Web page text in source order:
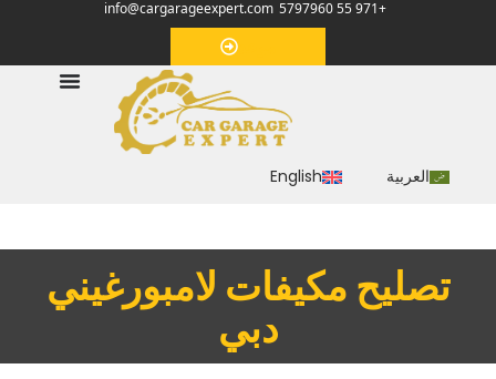
+971 55 5797960
info@cargarageexpert.com
‏موعد‏
العربية English
‏تصليح مكيفات لامبورغيني
دبي‏